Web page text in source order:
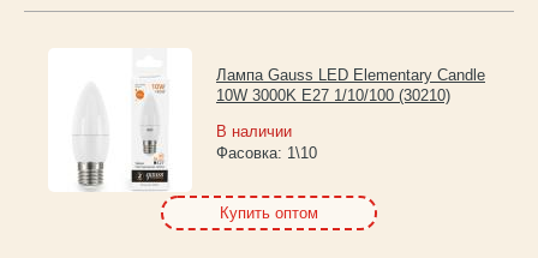
Лампа Gauss LED Elementary Candle
10W 3000K E27 1/10/100 (30210)
В наличии
Фасовка: 1\10
Купить оптом